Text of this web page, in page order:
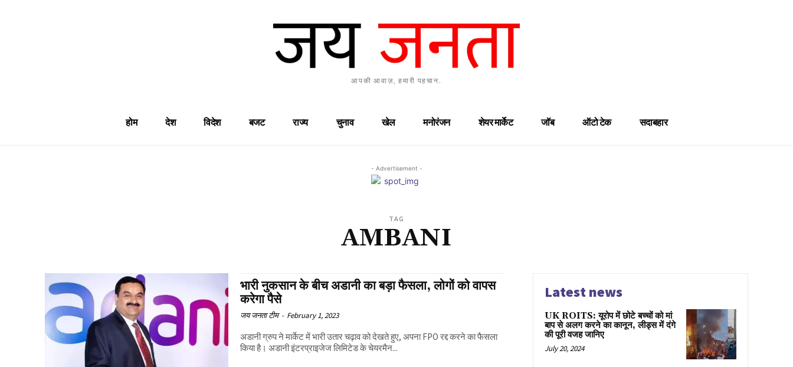
आपकी आवाज़, हमारी पहचान.
होम देश विदेश बजट राज्य चुनाव खेल मनोरंजन शेयर मार्केट जॉब ऑटो टेक सदाबहार
- Advertisement -
TAG
AMBANI
भारी नुकसान के बीच अडानी का बड़ा फैसला, लोगों को वापस
करेगा पैसे
जय जनता टीम - February 1, 2023
अडानी ग्रुप ने मार्केट में भारी उतार चढ़ाव को देखते हुए, अपना FPO रद्द करने का फैसला
किया है। अडानी इंटरप्राइजेज लिमिटेड के चेयरमैन...
Latest news
UK ROITS: यूरोप में छोटे बच्चों को मां
बाप से अलग करने का कानून, लीड्स में दंगे
की पूरी वजह जानिए
July 20, 2024